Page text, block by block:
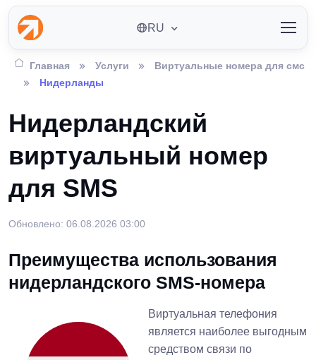
RU
Главная Услуги
Виртуальные номера для смс
Нидерланды
Нидерландский
виртуальный номер
для SMS
Обновлено: 06.08.2026 03:00
Преимущества использования
нидерландского SMS-номера
Виртуальная телефония
является наиболее выгодным
средством связи по